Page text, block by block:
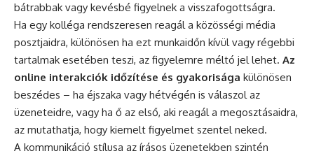
bátrabbak vagy kevésbé figyelnek a visszafogottságra.
Ha egy kolléga rendszeresen reagál a közösségi média
posztjaidra, különösen ha ezt munkaidőn kívül vagy régebbi
tartalmak esetében teszi, az figyelemre méltó jel lehet. Az
online interakciók időzítése és gyakorisága különösen
beszédes – ha éjszaka vagy hétvégén is válaszol az
üzeneteidre, vagy ha ő az első, aki reagál a megosztásaidra,
az mutathatja, hogy kiemelt figyelmet szentel neked.
A kommunikáció stílusa az írásos üzenetekben szintén